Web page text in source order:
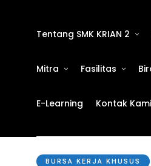
Tentang SMK KRIAN 2
Mitra Fasilitas
E-Learning Kontak Kami
BURSA KERJA KHUSUS